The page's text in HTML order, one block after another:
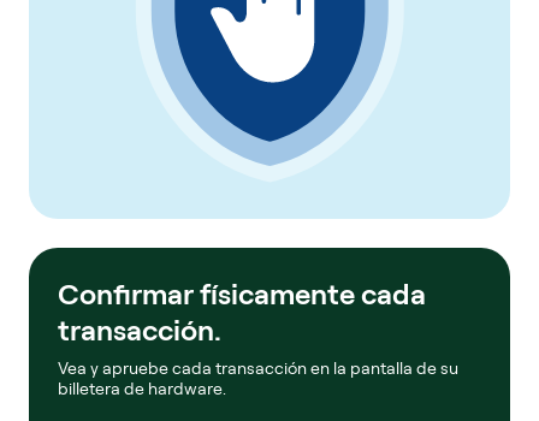
Confirmar físicamente cada
transacción.
Vea y apruebe cada transacción en la pantalla de su
billetera de hardware.